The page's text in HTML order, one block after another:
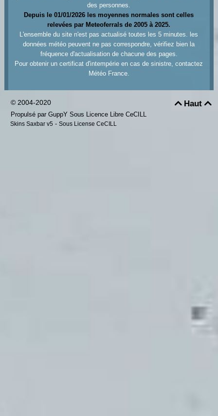
des personnes.
Depuis le 01/01/2026 les moyennes normales sont celles
relevées par Meteoferrals de 2005 à 2025.
L'ensemble du site n'est pas actualisé toutes les 5 minutes. les
données météo peuvent ne pas correspondre, vérifiez bien la
fréquence d'actualisation de chacune des pages.
Pour obtenir un certificat d'intempérie en cas de sinistre, contactez
Météo France.
Haut
© 2004-2020
Propulsé par GuppY Sous Licence Libre CeCILL
Skins Saxbar v5 - Sous License CeCILL